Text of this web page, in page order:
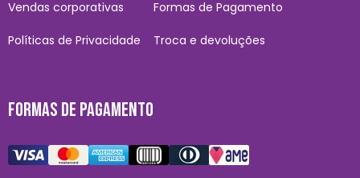
Vendas corporativas
Políticas de Privacidade
Formas de Pagamento
Troca e devoluções
FORMAS DE PAGAMENTO